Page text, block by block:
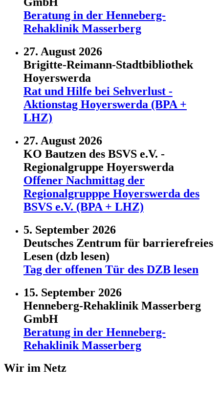
Beratung in der Henneberg-
Rehaklinik Masserberg
27. August 2026
Brigitte-Reimann-Stadtbibliothek
Hoyerswerda
Rat und Hilfe bei Sehverlust -
Aktionstag Hoyerswerda (BPA +
LHZ)
27. August 2026
KO Bautzen des BSVS e.V. -
Regionalgruppe Hoyerswerda
Offener Nachmittag der
Regionalgrupppe Hoyerswerda des
BSVS e.V. (BPA + LHZ)
5. September 2026
Deutsches Zentrum für barrierefreies
Lesen (dzb lesen)
Tag der offenen Tür des DZB lesen
15. September 2026
Henneberg-Rehaklinik Masserberg
GmbH
Beratung in der Henneberg-
Rehaklinik Masserberg
Wir im Netz